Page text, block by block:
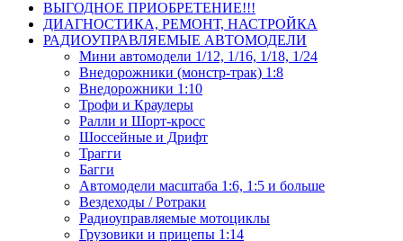
ВЫГОДНОЕ ПРИОБРЕТЕНИЕ!!!
ДИАГНОСТИКА, РЕМОНТ, НАСТРОЙКА
РАДИОУПРАВЛЯЕМЫЕ АВТОМОДЕЛИ
Мини автомодели 1/12, 1/16, 1/18, 1/24
Внедорожники (монстр-трак) 1:8
Внедорожники 1:10
Трофи и Краулеры
Ралли и Шорт-кросс
Шоссейные и Дрифт
Трагги
Багги
Автомодели масштаба 1:6, 1:5 и больше
Вездеходы / Ротраки
Радиоуправляемые мотоциклы
Грузовики и прицепы 1:14